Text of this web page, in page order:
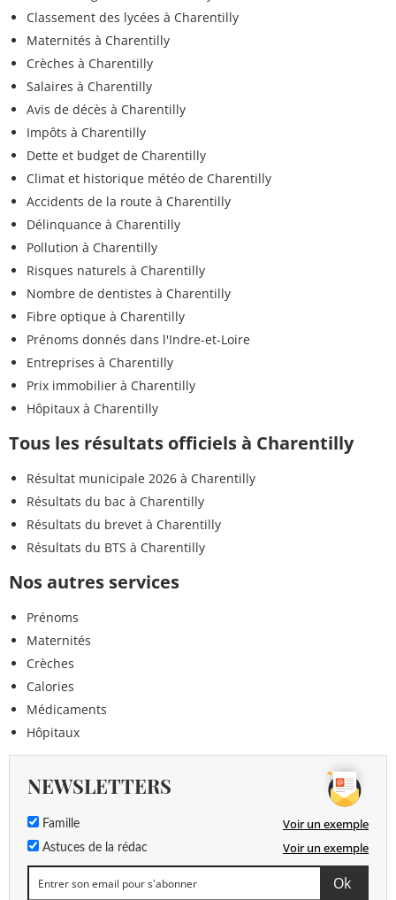
Classement des lycées à Charentilly
Maternités à Charentilly
Crèches à Charentilly
Salaires à Charentilly
Avis de décès à Charentilly
Impôts à Charentilly
Dette et budget de Charentilly
Climat et historique météo de Charentilly
Accidents de la route à Charentilly
Délinquance à Charentilly
Pollution à Charentilly
Risques naturels à Charentilly
Nombre de dentistes à Charentilly
Fibre optique à Charentilly
Prénoms donnés dans l'Indre-et-Loire
Entreprises à Charentilly
Prix immobilier à Charentilly
Hôpitaux à Charentilly
Tous les résultats officiels à Charentilly
Résultat municipale 2026 à Charentilly
Résultats du bac à Charentilly
Résultats du brevet à Charentilly
Résultats du BTS à Charentilly
Nos autres services
Prénoms
Maternités
Crèches
Calories
Médicaments
Hôpitaux
NEWSLETTERS
Famille Voir un exemple
Astuces de la rédac Voir un exemple